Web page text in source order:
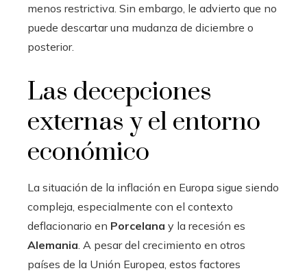
menos restrictiva. Sin embargo, le advierto que no
puede descartar una mudanza de diciembre o
posterior.
Las decepciones
externas y el entorno
económico
La situación de la inflación en Europa sigue siendo
compleja, especialmente con el contexto
deflacionario en Porcelana y la recesión es
Alemania . A pesar del crecimiento en otros
países de la Unión Europea, estos factores